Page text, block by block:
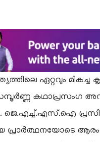
ഏറ്റവും
സമ്പൂർണ്ണ
ജെ.എച്ച്.എസ്.ഐ
പ്രാർത്ഥനയോടെ